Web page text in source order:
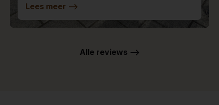
Lees meer -->
Alle reviews -->